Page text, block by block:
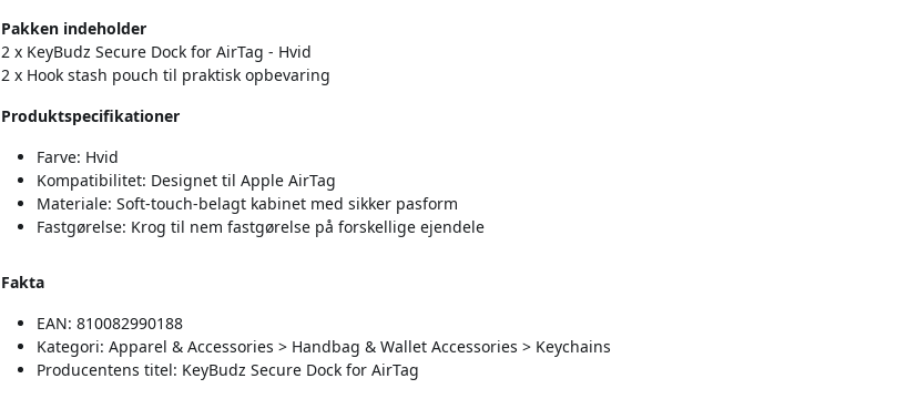
Pakken indeholder
2 x KeyBudz Secure Dock for AirTag - Hvid
2 x Hook stash pouch til praktisk opbevaring
Produktspecifikationer
Farve: Hvid
Kompatibilitet: Designet til Apple AirTag
Materiale: Soft-touch-belagt kabinet med sikker pasform
Fastgørelse: Krog til nem fastgørelse på forskellige ejendele
Fakta
EAN: 810082990188
Kategori: Apparel & Accessories > Handbag & Wallet Accessories > Keychains
Producentens titel: KeyBudz Secure Dock for AirTag